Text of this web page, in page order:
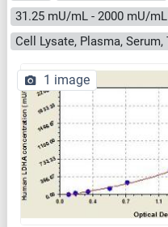
31.25 mU/mL - 2000 mU/mL
1 image